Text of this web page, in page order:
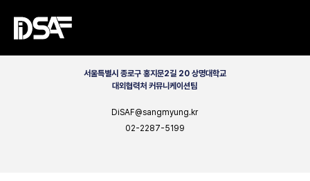
서울특별시 종로구 홍지문2길 20 상명대학교
대외협력처 커뮤니케이션팀
DiSAF@sangmyung.kr
02-2287-5199